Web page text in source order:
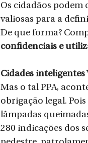
Os cidadãos podem
valiosas para a
De que forma?
confidenciais e
Cidades inteligentes
Mas o tal PPA,
obrigação legal.
lâmpadas
280 indicações dos